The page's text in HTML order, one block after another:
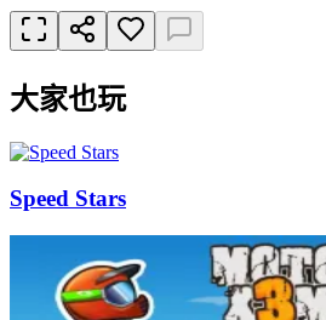
大家也玩
Speed Stars